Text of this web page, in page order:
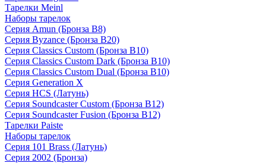
Тарелки Meinl
Наборы тарелок
Серия Amun (Бронза B8)
Серия Byzance (Бронза B20)
Серия Classics Custom (Бронза B10)
Серия Classics Custom Dark (Бронза B10)
Серия Classics Custom Dual (Бронза B10)
Серия Generation X
Серия HCS (Латунь)
Серия Soundcaster Custom (Бронза B12)
Серия Soundcaster Fusion (Бронза B12)
Тарелки Paiste
Наборы тарелок
Серия 101 Brass (Латунь)
Серия 2002 (Бронза)